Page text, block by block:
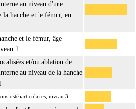
au niveau d'une
la hanche et le fémur, en
et le fémur, âge
1
et/ou ablation de
au niveau de la hanche
ostéoarticulaires, niveau 3